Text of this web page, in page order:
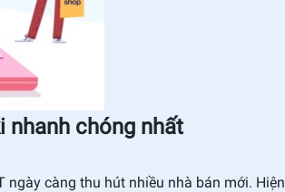
nhanh chóng nhất
càng thu hút nhiều nhà bán mới. Hiện